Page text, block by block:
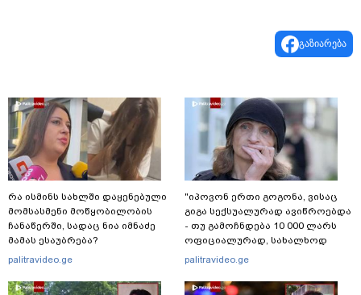
გაზიარება
რა ისმინს სახლში დაყენებული
მომსასმენი მოწყობილობის
ჩანაწერში, სადაც ნია იმნაძე
მამას ესაუბრება?
palitravideo.ge
"იპოვონ ერთი გოგონა, ვისაც
გიგა სექსუალურად ავიწროებდა
- თუ გამოჩნდება 10 000 ლარს
ოფიციალურად, სახალხოდ
გადავცემ" - ეკა კუპატაძე
palitravideo.ge